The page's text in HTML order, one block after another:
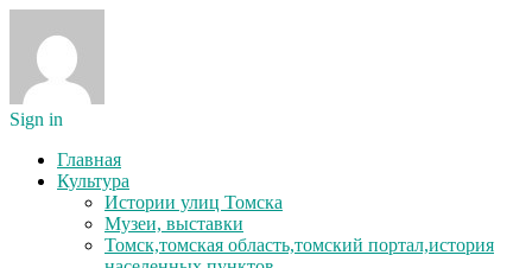
Sign in
Главная
Культура
Истории улиц Томска
Музеи, выставки
Томск,томская область,томский портал,история